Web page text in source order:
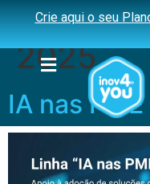
Crie aqui o seu
Dia:3
2025
IA nas PME